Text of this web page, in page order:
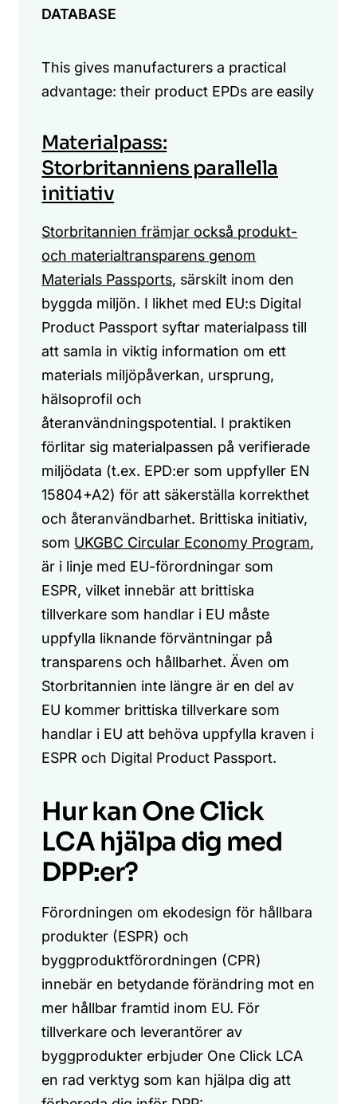
DATABASE
This gives manufacturers a practical
advantage: their product EPDs are easily
Materialpass:
Storbritanniens parallella
initiativ
Storbritannien främjar också produkt-
och materialtransparens genom
Materials Passports, särskilt inom den
byggda miljön. I likhet med EU:s Digital
Product Passport syftar materialpass till
att samla in viktig information om ett
materials miljöpåverkan, ursprung,
hälsoprofil och
återanvändningspotential. I praktiken
förlitar sig materialpassen på verifierade
miljödata (t.ex. EPD:er som uppfyller EN
15804+A2) för att säkerställa korrekthet
och återanvändbarhet. Brittiska initiativ,
som UKGBC Circular Economy Program,
är i linje med EU-förordningar som
ESPR, vilket innebär att brittiska
tillverkare som handlar i EU måste
uppfylla liknande förväntningar på
transparens och hållbarhet. Även om
Storbritannien inte längre är en del av
EU kommer brittiska tillverkare som
handlar i EU att behöva uppfylla kraven i
ESPR och Digital Product Passport.
Hur kan One Click
LCA hjälpa dig med
DPP:er?
Förordningen om ekodesign för hållbara
produkter (ESPR) och
byggproduktförordningen (CPR)
innebär en betydande förändring mot en
mer hållbar framtid inom EU. För
tillverkare och leverantörer av
byggprodukter erbjuder One Click LCA
en rad verktyg som kan hjälpa dig att